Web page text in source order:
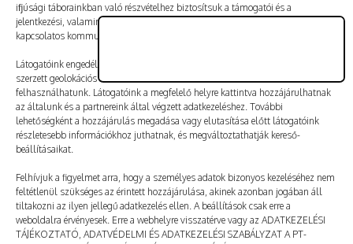
ifjúsági táborainkban való részvételhez biztosítsuk a támogatói és a
jelentkezési, valamint a számlázási feltételeket és a táborszervezéssel
kapcsolatos kommunikációt.
Látogatóink engedélyével mi és a partnereink eszközleolvasásos módszerrel
szerzett geolokációs adatokat és azonosítási információkat is
felhasználhatunk. Látogatóink a megfelelő helyre kattintva hozzájárulhatnak
az általunk és a partnereink által végzett adatkezeléshez. További
lehetőségként a hozzájárulás megadása vagy elutasítása előtt látogatóink
részletesebb információkhoz juthatnak, és megváltoztathatják kereső-
beállításaikat.
Felhívjuk a figyelmet arra, hogy a személyes adatok bizonyos kezeléséhez nem
feltétlenül szükséges az érintett hozzájárulása, akinek azonban jogában áll
tiltakozni az ilyen jellegű adatkezelés ellen. A beállítások csak erre a
weboldalra érvényesek. Erre a webhelyre visszatérve vagy az ADATKEZELÉSI
TÁJÉKOZTATÓ, ADATVÉDELMI ÉS ADATKEZELÉSI SZABÁLYZAT A PT-
A nevem, e-mail-címem, és weboldalcímem mentése
a böngészőben a következő hozzászólásomhoz.